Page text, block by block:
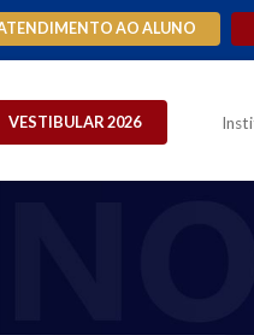
AO ALUNO
VESTIBULAR 2026